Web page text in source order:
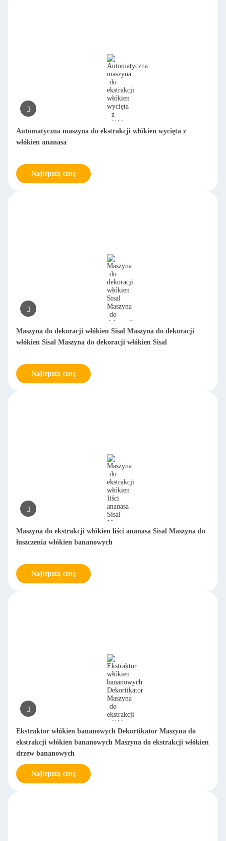
Automatyczna maszyna do ekstrakcji włókien wycięta z
włókien ananasa
Najlepszą cenę
Maszyna do dekoracji włókien Sisal Maszyna do dekoracji
włókien Sisal Maszyna do dekoracji włókien Sisal
Najlepszą cenę
Maszyna do ekstrakcji włókien liści ananasa Sisal Maszyna do
łuszczenia włókien bananowych
Najlepszą cenę
Ekstraktor włókien bananowych Dekortikator Maszyna do
ekstrakcji włókien bananowych Maszyna do ekstrakcji włókien
drzew bananowych
Najlepszą cenę